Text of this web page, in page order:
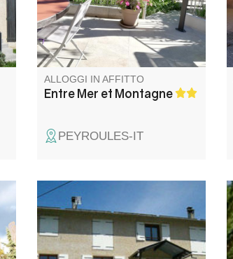
ALLOGGI IN AFFITTO
Entre Mer et Montagne
PEYROULES-IT
Situato in un grande edificio,
questo alloggio con camino si
trova vicino ad altri alloggi e al
birrificio della famiglia Cordoeil.